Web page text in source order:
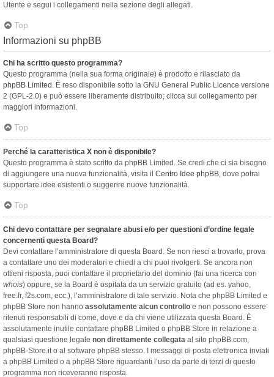
Utente e segui i collegamenti nella sezione degli allegati.
Top
Informazioni su phpBB
Chi ha scritto questo programma?
Questo programma (nella sua forma originale) è prodotto e rilasciato da
phpBB Limited . È reso disponibile sotto la GNU General Public Licence versione
2 (GPL-2.0) e può essere liberamente distribuito; clicca sul collegamento per
maggiori informazioni.
Top
Perché la caratteristica X non è disponibile?
Questo programma è stato scritto da phpBB Limited. Se credi che ci sia bisogno
di aggiungere una nuova funzionalità, visita il Centro Idee phpBB, dove potrai
supportare idee esistenti o suggerire nuove funzionalità.
Top
Chi devo contattare per segnalare abusi e/o per questioni d’ordine legale
concernenti questa Board?
Devi contattare l’amministratore di questa Board. Se non riesci a trovarlo, prova
a contattare uno dei moderatori e chiedi a chi puoi rivolgerti. Se ancora non
ottieni risposta, puoi contattare il proprietario del dominio (fai una ricerca con
whois) oppure, se la Board è ospitata da un servizio gratuito (ad es. yahoo,
free.fr, f2s.com, ecc.), l’amministratore di tale servizio. Nota che phpBB Limited e
phpBB Store non hanno assolutamente alcun controllo e non possono essere
ritenuti responsabili di come, dove e da chi viene utilizzata questa Board. È
assolutamente inutile contattare phpBB Limited o phpBB Store in relazione a
qualsiasi questione legale non direttamente collegata al sito phpBB.com,
phpBB-Store.it o al software phpBB stesso. I messaggi di posta elettronica inviati
a phpBB Limited o a phpBB Store riguardanti l’uso da parte di terzi di questo
programma non riceveranno risposta.